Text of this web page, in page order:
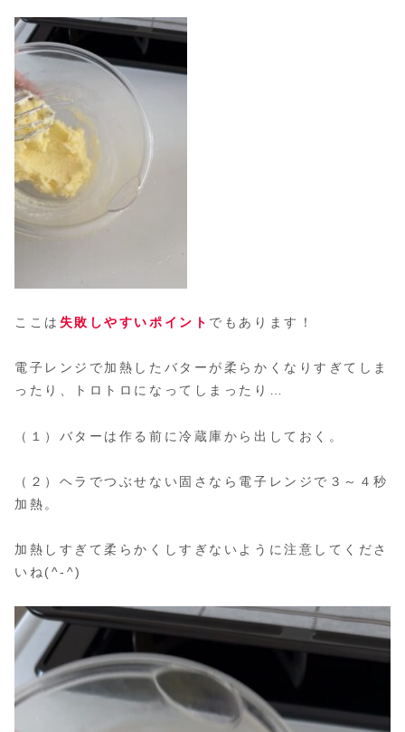
ここは 失敗しやすいポイント でもあります！
電子レンジで加熱したバターが柔らかくなりすぎてしま
ったり、トロトロになってしまったり…
（１）バターは作る前に冷蔵庫から出しておく。
（２）ヘラでつぶせない固さなら電子レンジで３～４秒
加熱。
加熱しすぎて柔らかくしすぎないように注意してくださ
いね(^-^)